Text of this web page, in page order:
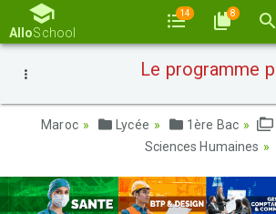
AlloSchool
14 8
Lycée 1ère Bac
Sciences Humaines